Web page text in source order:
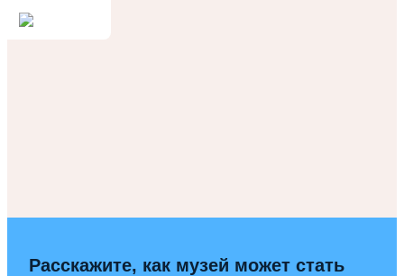
Расскажите, как музей может стать